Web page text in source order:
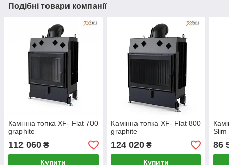
Подібні товари компанії
Камінна топка XF- Flat 700
graphite
112 060 ₴
Купити
Камінна топка XF- Flat 800
graphite
124 020₴
Купити
Slim
86